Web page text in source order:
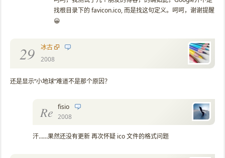
找根目录下的 favicon.ico, 而是找这句定义。呵呵，谢谢提醒
😀
29
冰古
2008
还是显示“小地球”难道不是那个原因？
Re fisio
2008
汗……果然还没有更新 再次怀疑 ico 文件的格式问题